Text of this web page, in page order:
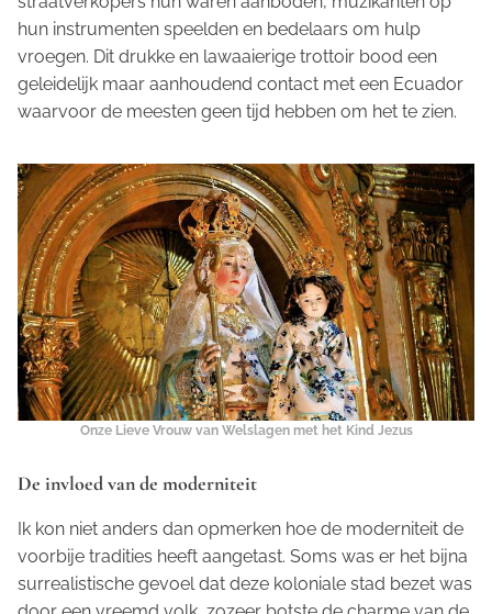
hun instrumenten speelden en bedelaars om hulp
vroegen. Dit drukke en lawaaierige trottoir bood een
geleidelijk maar aanhoudend contact met een Ecuador
waarvoor de meesten geen tijd hebben om het te zien.
Onze Lieve Vrouw van Welslagen met het Kind Jezus
De invloed van de moderniteit
Ik kon niet anders dan opmerken hoe de moderniteit de
voorbije tradities heeft aangetast. Soms was er het bijna
surrealistische gevoel dat deze koloniale stad bezet was